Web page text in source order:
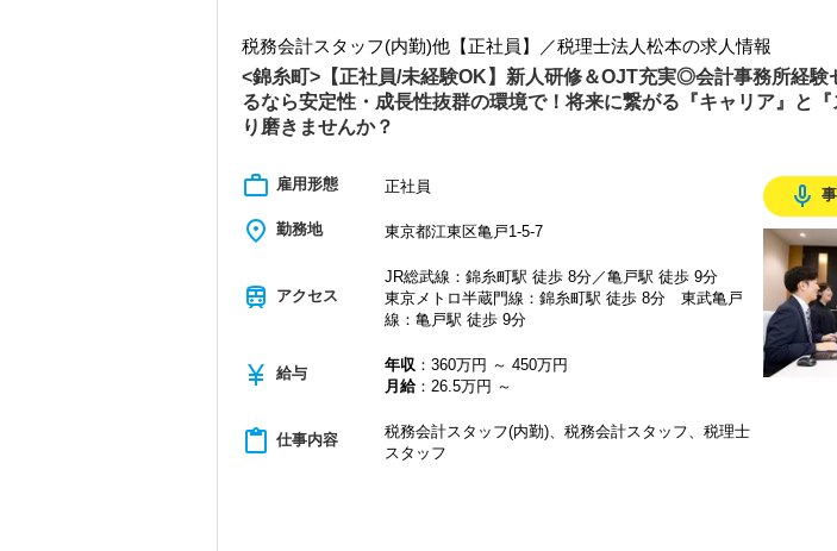
税理士という仕事は不況に強い仕事で、融資対応、給付金のサポート、補助金のサポ
業務は数多く存在しています。
そのため、全拠点でスタッフの増員に力を入れており、さらなるサービス品質の向上
また、職場環境の改善に積極的に取り組む企業に対して認証される「社労士診断認証
「職場環境改善宣言企業」と「経営労務診断実施企業」の認定を受け、今後も社員が
長く安心して働ける環境を用意してお待ちしておりますので、当社で将来の不安なく
【渋谷の事務所はこんなオフィスです】
2021年6月にオープンしたオフィス。
新宿オフィスの精鋭スタッフが立ち上げメンバーとして運営をスタートしました。
都心部ということもあり、IT系など最先端の技術を取り扱うお客様が多いのが特徴で
20代が中心となっており、専門学校が近くにあることから資格取得に励むスタッフ
若いメンバーが多く明るい雰囲気で、全員がやる気に満ちあふれています。
自主性がある方には活躍できる舞台はいくらでもご用意するので、この業界で何か成
【ご紹介が多い安定企業でお客様から一番に信頼される税務のプロを目指せます】
私達は「税務のプロフェッショナルとしてお客様に寄り添う」ことが一つの使命です。
税務会計スタッフ(内勤)他【正社員】／税理士法人松本の求人情報
<錦糸町>【正社員/未経験OK】新人研修＆OJT充実◎会計事務所経験
るなら安定性・成長性抜群の環境で！将来に繋がる『キャリア』と『
り磨きませんか？
work_outline 雇用形態 正社員
place 勤務地 東京都江東区亀戸1-5-7
train アクセス
JR総武線：錦糸町駅 徒歩 8分／亀戸駅 徒歩 9分
東京メトロ半蔵門線：錦糸町駅 徒歩 8分 東武亀戸
線：亀戸駅 徒歩 9分
currency_yen 給与 年収 ：360万円 ～ 450万円
月給：26.5万円 ～
content_paste 仕事内容
税務会計スタッフ(内勤)、税務会計スタッフ、税理士
スタッフ
mic_none